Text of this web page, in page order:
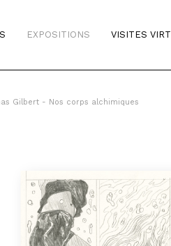
EXPOSITIONS VISITES
Gilbert - Nos corps alchimiques